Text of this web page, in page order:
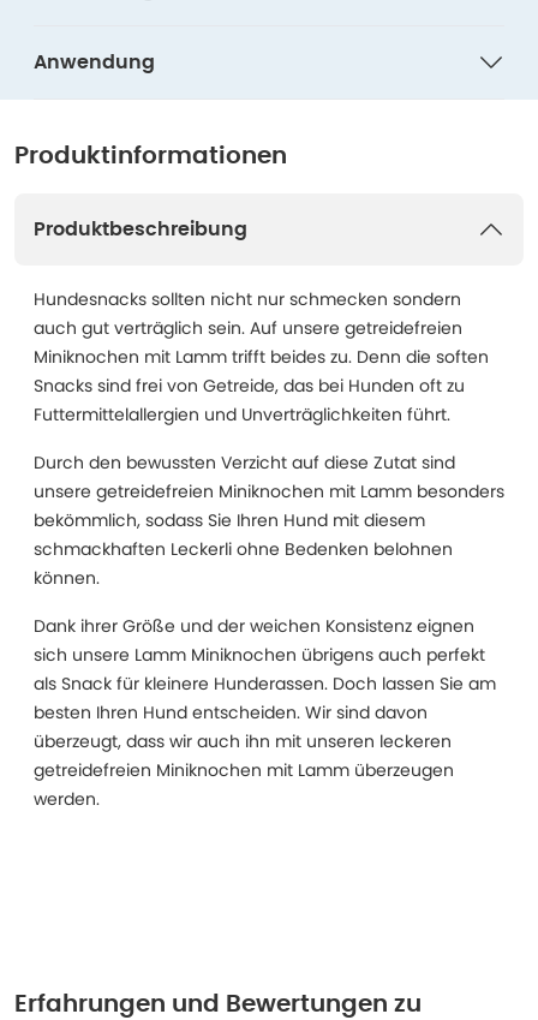
Anwendung
Produktinformationen
Produktbeschreibung
Hundesnacks sollten nicht nur schmecken sondern
auch gut verträglich sein. Auf unsere getreidefreien
Miniknochen mit Lamm trifft beides zu. Denn die soften
Snacks sind frei von Getreide, das bei Hunden oft zu
Futtermittelallergien und Unverträglichkeiten führt.
Durch den bewussten Verzicht auf diese Zutat sind
unsere getreidefreien Miniknochen mit Lamm besonders
bekömmlich, sodass Sie Ihren Hund mit diesem
schmackhaften Leckerli ohne Bedenken belohnen
können.
Dank ihrer Größe und der weichen Konsistenz eignen
sich unsere Lamm Miniknochen übrigens auch perfekt
als Snack für kleinere Hunderassen. Doch lassen Sie am
besten Ihren Hund entscheiden. Wir sind davon
überzeugt, dass wir auch ihn mit unseren leckeren
getreidefreien Miniknochen mit Lamm überzeugen
werden.
Erfahrungen und Bewertungen zu